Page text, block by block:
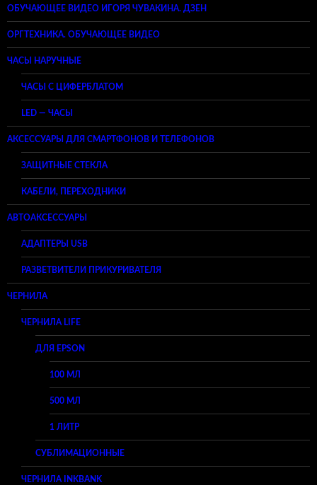
ОБУЧАЮЩЕЕ ВИДЕО ИГОРЯ ЧУВАКИНА. ДЗЕН
ОРГТЕХНИКА. ОБУЧАЮЩЕЕ ВИДЕО
ЧАСЫ НАРУЧНЫЕ
ЧАСЫ С ЦИФЕРБЛАТОМ
LED — ЧАСЫ
АКСЕССУАРЫ ДЛЯ СМАРТФОНОВ И ТЕЛЕФОНОВ
ЗАЩИТНЫЕ СТЕКЛА
КАБЕЛИ, ПЕРЕХОДНИКИ
АВТОАКСЕССУАРЫ
АДАПТЕРЫ USB
РАЗВЕТВИТЕЛИ ПРИКУРИВАТЕЛЯ
ЧЕРНИЛА
ЧЕРНИЛА LIFE
ДЛЯ EPSON
100 МЛ
500 МЛ
1 ЛИТР
СУБЛИМАЦИОННЫЕ
ЧЕРНИЛА INKBANK